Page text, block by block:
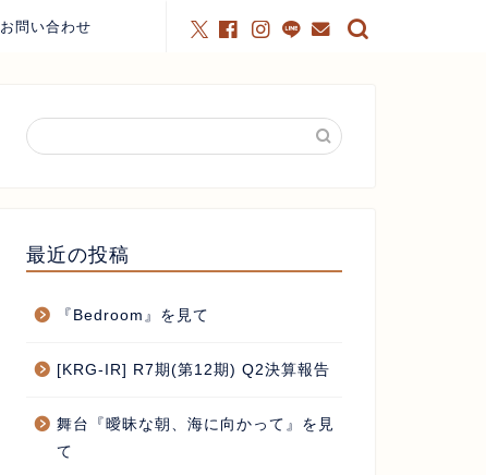
お問い合わせ
最近の投稿
『Bedroom』を見て
[KRG-IR] R7期(第12期) Q2決算報告
舞台『曖昧な朝、海に向かって』を見
て